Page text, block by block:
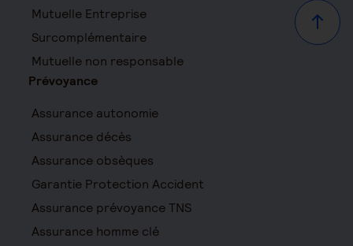
Haut
Mutuelle Entreprise
Surcomplémentaire
Mutuelle non responsable
Prévoyance
Assurance autonomie
Assurance décès
Assurance obsèques
Garantie Protection Accident
Assurance prévoyance TNS
Assurance homme clé